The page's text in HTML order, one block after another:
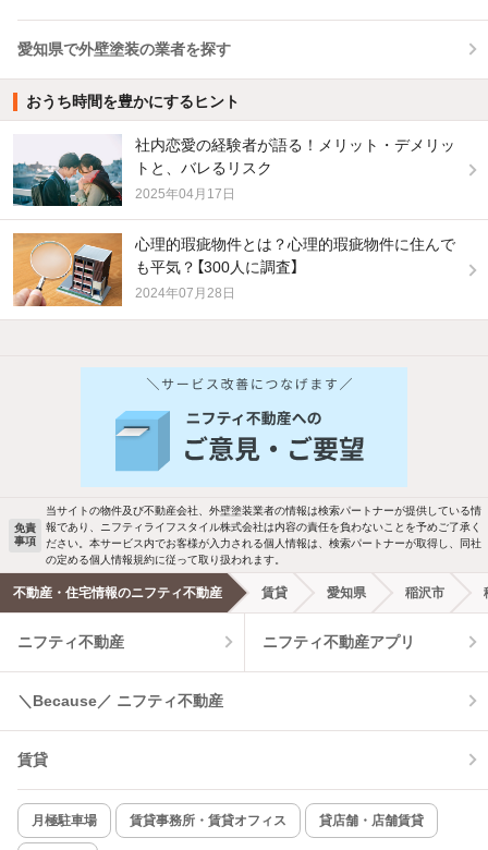
愛知県で外壁塗装の業者を探す
おうち時間を豊かにするヒント
社内恋愛の経験者が語る！メリット・デメリッ
トと、バレるリスク
2025年04月17日
心理的瑕疵物件とは？心理的瑕疵物件に住んで
も平気？【300人に調査】
2024年07月28日
他の人はこんな条件で絞り込んでいます！
バス・トイレ別 2階以上
駐車場あり ペット相談
洗濯機置場あり 独立洗面台
エアコンあり 都市ガス
温水洗浄便座 オートロック
コンロ2口以上
新着のみ インターネット無料
免責
事項
当サイトの物件及び不動産会社、外壁塗装業者の情報は検索パートナーが提供している情
報であり、ニフティライフスタイル株式会社は内容の責任を負わないことを予めご了承く
ださい。本サービス内でお客様が入力される個人情報は、検索パートナーが取得し、同社
の定める個人情報規約に従って取り扱われます。
不動産・住宅情報のニフティ不動産 賃貸 愛知県 稲沢市
ニフティ不動産 ニフティ不動産アプリ
＼Because／ ニフティ不動産
賃貸
月極駐車場 賃貸事務所・賃貸オフィス 貸店舗・店舗賃貸